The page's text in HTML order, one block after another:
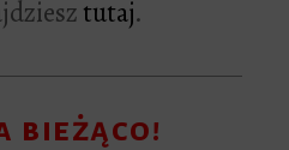
tutaj.
bieżąco!